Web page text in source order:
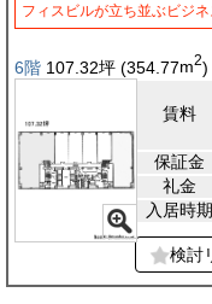
フィスビルが立ち並ぶビジ
6階 107.32坪 (354.77m2)
賃料
保証金
礼金
入居時期
検討